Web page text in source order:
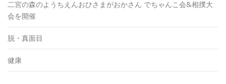
二宮の森のようちえんおひさまがおかさん でちゃんこ会&相撲大
会を開催
脱・真面目
健康